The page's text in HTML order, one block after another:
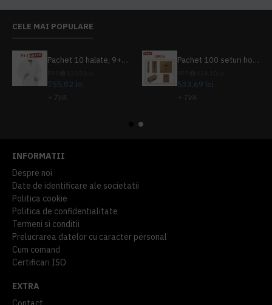
CELE MAI POPULARE
Pachet 10 halate, 9+1 gratuit
755,82 lei
+ TVA
Pachet 100 seturi hoteliere, set dentar, set barbierit, casca de dus, pila unghii, set cusut
533,69 lei
+ TVA
INFORMATII
Despre noi
Date de identificare ale societatii
Politica cookie
Politica de confidentialitate
Termeni si conditii
Prelucrarea datelor cu caracter personal
Cum comand
Certificari ISO
EXTRA